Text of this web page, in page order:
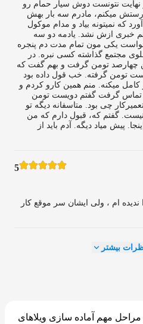
نهایت نتونست دوش سیار حمام رو
میکنم، مادرم سه بار بهش
که نمیتونه بیاد و مدام موکول
خبری ازش نشد. یادمه دو سه
یکی مون تمام مدت دم پنجره
مجتمع گذاشته کسی نبره. در
چهارصد تومن گرفت و بهم گفت که
تومن گرفته. خب قول داده بود
کامل میکنه. منم همین کارو کردم و
تماس گرفت گفتم دویست تومن
چی بود. متاسفانه دیگه تو
گفتم که، قبول دارم که من
پیش میاد دیگه. آدم باید از
5
ام ، ولی ایشان سر موقع کار
بیشتر
مهم آماده سازی ویلاهای